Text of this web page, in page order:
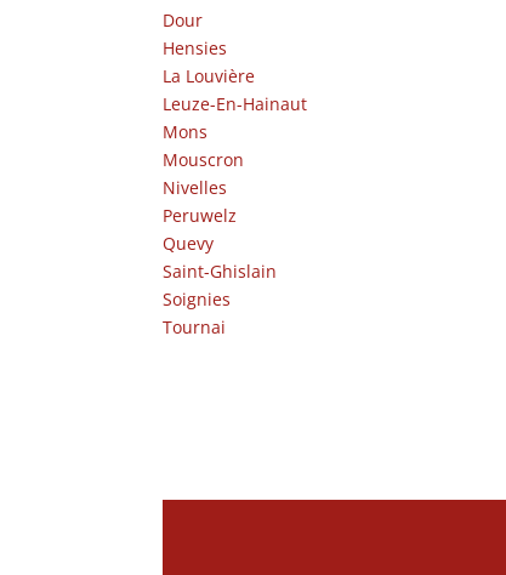
Dour
Hensies
La Louvière
Leuze-En-Hainaut
Mons
Mouscron
Nivelles
Peruwelz
Quevy
Saint-Ghislain
Soignies
Tournai